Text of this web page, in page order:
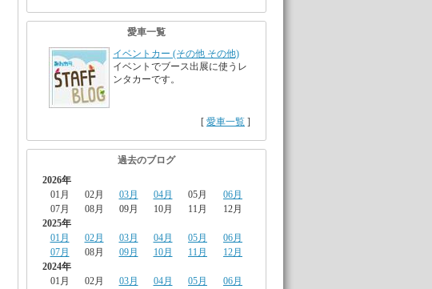
愛車一覧
イベントカー (その他 その他)
イベントでブース出展に使うレ
ンタカーです。
[ 愛車一覧 ]
過去のブログ
2026年
01月
02月 03月 04月 05月
06月
07月
08月 09月 10月 11月
12月
2025年
01月
02月 03月 04月 05月
06月
07月
08月 09月 10月 11月
12月
2024年
01月
02月 03月 04月 05月
06月